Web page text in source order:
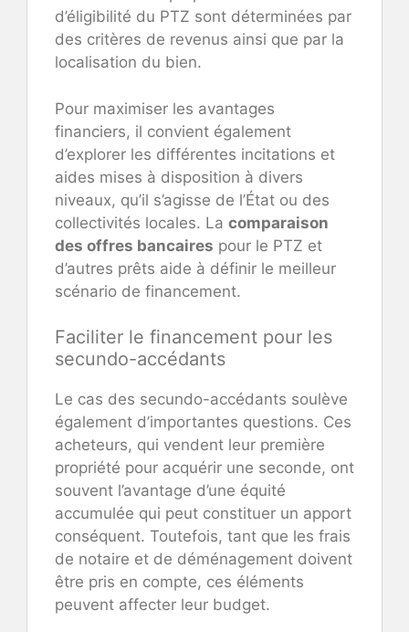
d’éligibilité du PTZ sont déterminées par
des critères de revenus ainsi que par la
localisation du bien.
Pour maximiser les avantages
financiers, il convient également
d’explorer les différentes incitations et
aides mises à disposition à divers
niveaux, qu’il s’agisse de l’État ou des
collectivités locales. La comparaison
des offres bancaires pour le PTZ et
d’autres prêts aide à définir le meilleur
scénario de financement.
Faciliter le financement pour les
secundo-accédants
Le cas des secundo-accédants soulève
également d’importantes questions. Ces
acheteurs, qui vendent leur première
propriété pour acquérir une seconde, ont
souvent l’avantage d’une équité
accumulée qui peut constituer un apport
conséquent. Toutefois, tant que les frais
de notaire et de déménagement doivent
être pris en compte, ces éléments
peuvent affecter leur budget.